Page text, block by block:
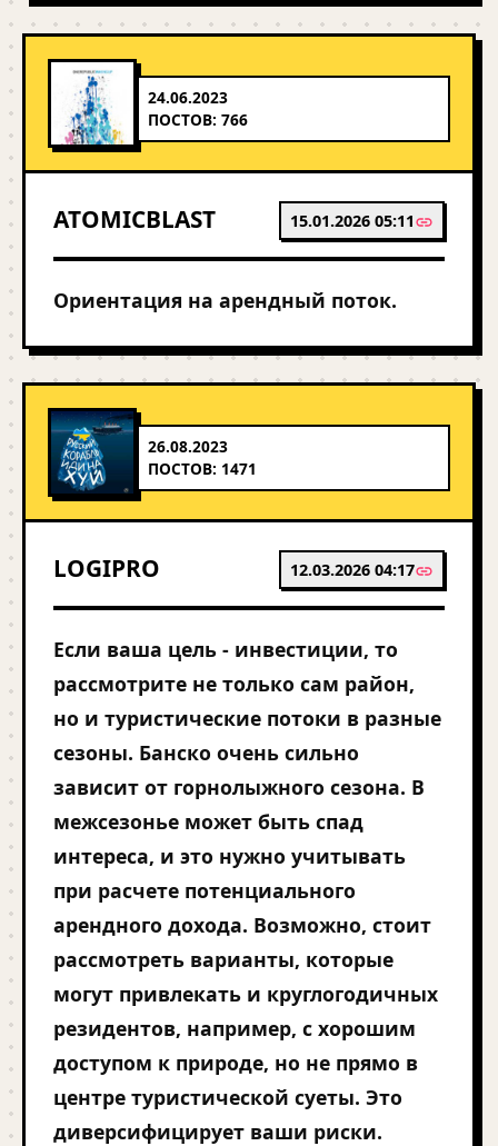
24.06.2023
ПОСТОВ: 766
ATOMICBLAST 15.01.2026 05:11
Ориентация на арендный поток.
26.08.2023
ПОСТОВ: 1471
LOGIPRO 12.03.2026 04:17
Если ваша цель - инвестиции, то
рассмотрите не только сам район,
но и туристические потоки в разные
сезоны. Банско очень сильно
зависит от горнолыжного сезона. В
межсезонье может быть спад
интереса, и это нужно учитывать
при расчете потенциального
арендного дохода. Возможно, стоит
рассмотреть варианты, которые
могут привлекать и круглогодичных
резидентов, например, с хорошим
доступом к природе, но не прямо в
центре туристической суеты. Это
диверсифицирует ваши риски.